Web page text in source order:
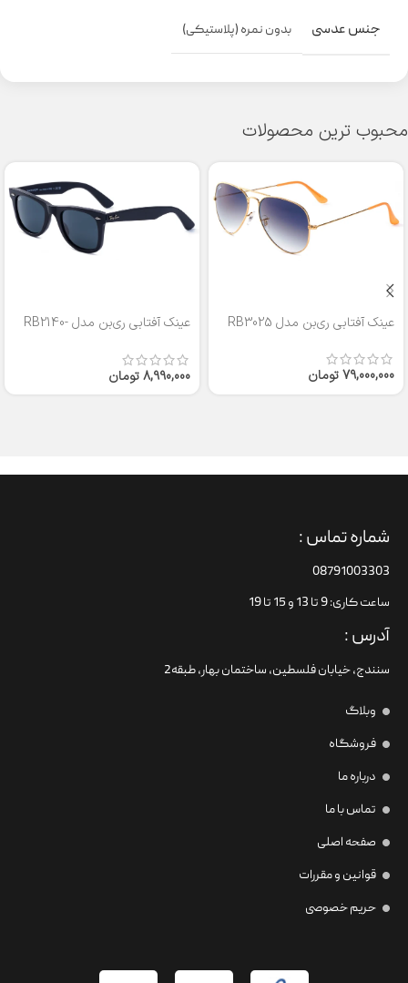
جنس عدسی بدون نمره (پلاستیکی)
محبوب ترین محصولات
عینک آفتابی ری‌بن مدل RB3025
79,000,000تومان
عینک آفتابی ری‌بن مدل RB2140-
8,990,000تومان
شماره تماس :
08791003303
ساعت کاری: 9 تا 13 و 15 تا 19
آدرس :
سنندج، خیابان فلسطین،‌ ساختمان بهار، طبقه2
وبلاگ
فروشگاه
درباره ما
تماس با ما
صفحه اصلی
قوانین و مقررات
حریم خصوصی